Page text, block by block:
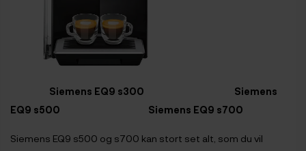
Siemens EQ9 s300 Siemens
EQ9 s500 Siemens EQ9 s700
Siemens EQ9 s500 og s700 kan stort set alt, som du vil